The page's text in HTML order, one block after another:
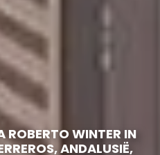
ROBERTO WINTER IN
ANDALUSIË,